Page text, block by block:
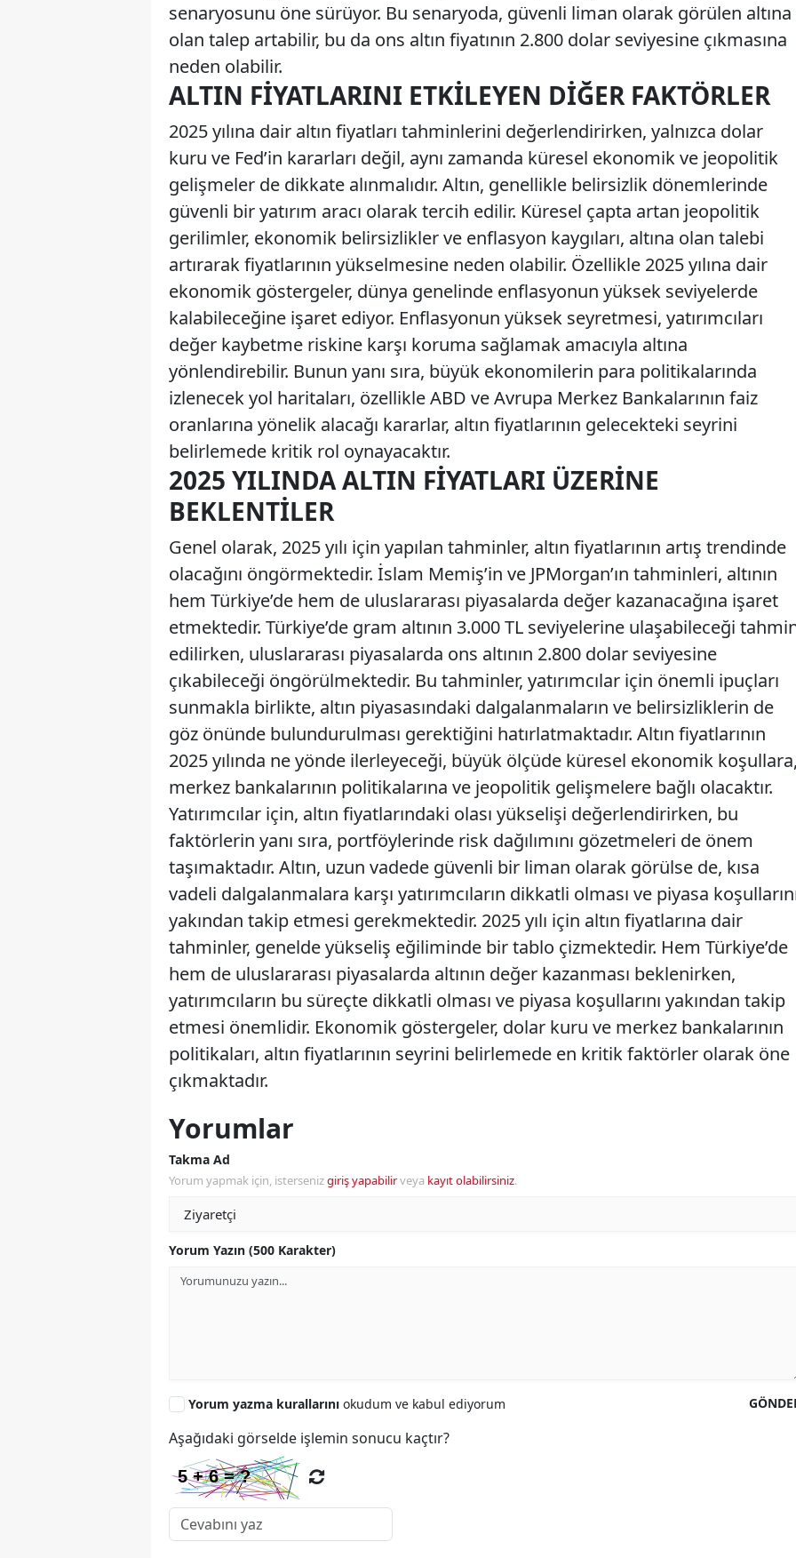
senaryosunu öne sürüyor. Bu senaryoda, güvenli liman olarak görülen altına
olan talep artabilir, bu da ons altın fiyatının 2.800 dolar seviyesine çıkmasına
neden olabilir.
ALTIN FIYATLARINI ETKILEYEN DIĞER FAKTÖRLER
2025 yılına dair altın fiyatları tahminlerini değerlendirirken, yalnızca dolar
kuru ve Fed’in kararları değil, aynı zamanda küresel ekonomik ve jeopolitik
gelişmeler de dikkate alınmalıdır. Altın, genellikle belirsizlik dönemlerinde
güvenli bir yatırım aracı olarak tercih edilir. Küresel çapta artan jeopolitik
gerilimler, ekonomik belirsizlikler ve enflasyon kaygıları, altına olan talebi
artırarak fiyatlarının yükselmesine neden olabilir. Özellikle 2025 yılına dair
ekonomik göstergeler, dünya genelinde enflasyonun yüksek seviyelerde
kalabileceğine işaret ediyor. Enflasyonun yüksek seyretmesi, yatırımcıları
değer kaybetme riskine karşı koruma sağlamak amacıyla altına
yönlendirebilir. Bunun yanı sıra, büyük ekonomilerin para politikalarında
izlenecek yol haritaları, özellikle ABD ve Avrupa Merkez Bankalarının faiz
oranlarına yönelik alacağı kararlar, altın fiyatlarının gelecekteki seyrini
belirlemede kritik rol oynayacaktır.
2025 YILINDA ALTIN FIYATLARI ÜZERINE
BEKLENTILER
Genel olarak, 2025 yılı için yapılan tahminler, altın fiyatlarının artış trendinde
olacağını öngörmektedir. İslam Memiş’in ve JPMorgan’ın tahminleri, altının
hem Türkiye’de hem de uluslararası piyasalarda değer kazanacağına işaret
etmektedir. Türkiye’de gram altının 3.000 TL seviyelerine ulaşabileceği
edilirken, uluslararası piyasalarda ons altının 2.800 dolar seviyesine
çıkabileceği öngörülmektedir. Bu tahminler, yatırımcılar için önemli ipuçları
sunmakla birlikte, altın piyasasındaki dalgalanmaların ve belirsizliklerin de
göz önünde bulundurulması gerektiğini hatırlatmaktadır. Altın fiyatlarının
2025 yılında ne yönde ilerleyeceği, büyük ölçüde küresel ekonomik
merkez bankalarının politikalarına ve jeopolitik gelişmelere bağlı olacaktır.
Yatırımcılar için, altın fiyatlarındaki olası yükselişi değerlendirirken, bu
faktörlerin yanı sıra, portföylerinde risk dağılımını gözetmeleri de önem
taşımaktadır. Altın, uzun vadede güvenli bir liman olarak görülse de, kısa
vadeli dalgalanmalara karşı yatırımcıların dikkatli olması ve piyasa
yakından takip etmesi gerekmektedir. 2025 yılı için altın fiyatlarına dair
tahminler, genelde yükseliş eğiliminde bir tablo çizmektedir. Hem Türkiye’de
hem de uluslararası piyasalarda altının değer kazanması beklenirken,
yatırımcıların bu süreçte dikkatli olması ve piyasa koşullarını yakından takip
etmesi önemlidir. Ekonomik göstergeler, dolar kuru ve merkez bankalarının
politikaları, altın fiyatlarının seyrini belirlemede en kritik faktörler olarak öne
çıkmaktadır.
Yorumlar
Takma Ad
Yorum yapmak için, istersenizgiriş yapabilirveya kayıt olabilirsiniz.
Yorum Yazın (500 Karakter)
Yorum yazma kurallarını okudum ve kabul ediyorum
Aşağıdaki görselde işlemin sonucu kaçtır?